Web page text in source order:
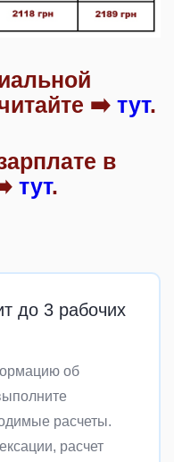
➡️ тут.
в
тут.
до 3 рабочих
об
расчеты.
расчет